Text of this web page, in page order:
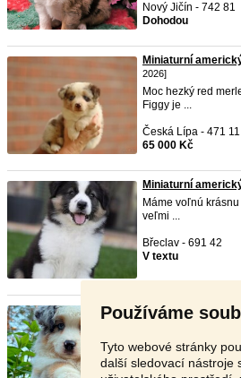
Používáme
Tyto webové stránky
další sledovací nástroje
Nový Jičín - 742 81
Dohodou
Miniaturní
2026]
Moc hezký red
Figgy je ...
Česká Lípa - 471 11
65 000 Kč
Miniaturní
Máme voľnú
veľmi ...
Břeclav - 691 42
V textu
Miniaturní
hledá miluj ...
Ostrava - 700 30